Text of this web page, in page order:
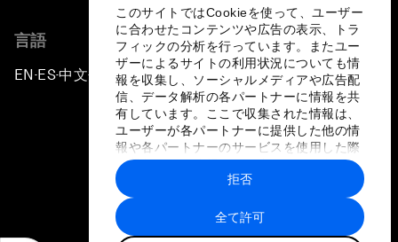
このサイトではCookieを使って、ユーザー
に合わせたコンテンツや広告の表示、トラ
フィックの分析を行っています。またユー
ザーによるサイトの利用状況についても情
報を収集し、ソーシャルメディアや広告配
信、データ解析の各パートナーに情報を共
有しています。ここで収集された情報は、
ユーザーが各パートナーに提供した他の情
報や各パートナーのサービスを使用した際
に収集された情報と組み合わされ、各パー
トナーによって使用されることがありま
す。
全て許可
拒否
言語
EN ▪ ES▪中文▪ 日本語
プライバシーポリシーと利用規約
サイトマップ